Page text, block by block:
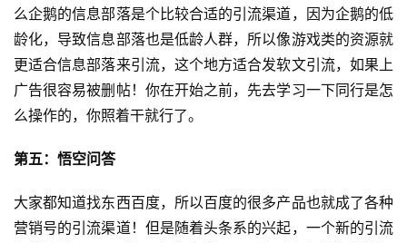
么企鹅的信息部落是个比较合适的引流渠道，因为企鹅的低
龄化，导致信息部落也是低龄人群，所以像游戏类的资源就
更适合信息部落来引流，这个地方适合发软文引流，如果上
广告很容易被删帖！你在开始之前，先去学习一下同行是怎
么操作的，你照着干就行了。
第五：悟空问答
大家都知道找东西百度，所以百度的很多产品也就成了各种
营销号的引流渠道！但是随着头条系的兴起，一个新的引流